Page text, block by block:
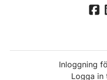
Inloggning
Logga in